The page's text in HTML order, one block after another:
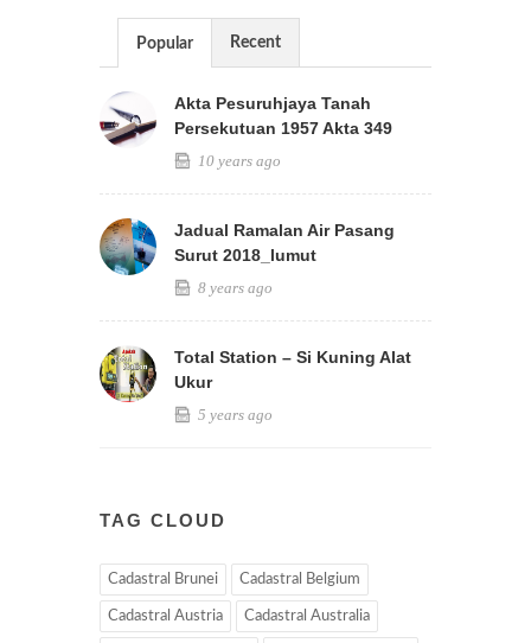
Popular Recent
Akta Pesuruhjaya Tanah
Persekutuan 1957 Akta 349
10 years ago
Jadual Ramalan Air Pasang
Surut 2018_lumut
8 years ago
Total Station – Si Kuning Alat
Ukur
5 years ago
TAG CLOUD
Cadastral Brunei Cadastral Belgium
Cadastral Austria Cadastral Australia